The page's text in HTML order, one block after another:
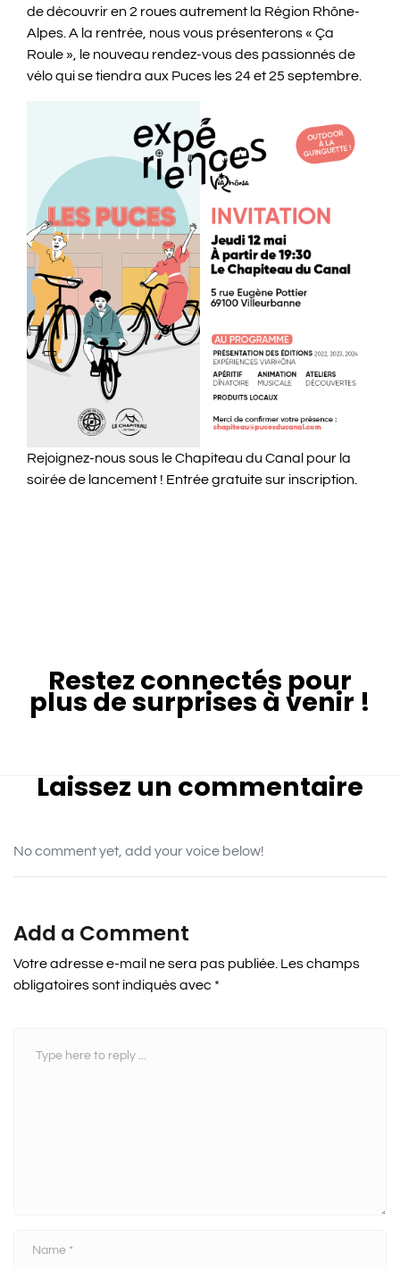
de découvrir en 2 roues autrement la Région Rhône-
Alpes. A la rentrée, nous vous présenterons « Ça
Roule », le nouveau rendez-vous des passionnés de
vélo qui se tiendra aux Puces les 24 et 25 septembre.
Rejoignez-nous sous le Chapiteau du Canal pour la
soirée de lancement ! Entrée gratuite sur inscription.
Restez connectés pour
plus de surprises à venir !
Laissez un commentaire
No comment yet, add your voice below!
Add a Comment
Votre adresse e-mail ne sera pas publiée. Les champs
obligatoires sont indiqués avec *